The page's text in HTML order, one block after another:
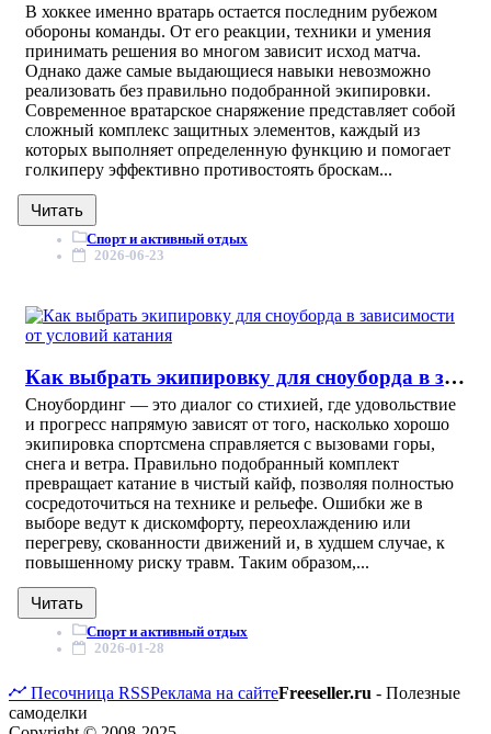
В хоккее именно вратарь остается последним рубежом
обороны команды. От его реакции, техники и умения
принимать решения во многом зависит исход матча.
Однако даже самые выдающиеся навыки невозможно
реализовать без правильно подобранной экипировки.
Современное вратарское снаряжение представляет собой
сложный комплекс защитных элементов, каждый из
которых выполняет определенную функцию и помогает
голкиперу эффективно противостоять броскам...
Читать
Спорт и активный отдых
2026-06-23
Как выбрать экипировку для сноуборда в зависимости от условий катания
Сноубординг — это диалог со стихией, где удовольствие
и прогресс напрямую зависят от того, насколько хорошо
экипировка спортсмена справляется с вызовами горы,
снега и ветра. Правильно подобранный комплект
превращает катание в чистый кайф, позволяя полностью
сосредоточиться на технике и рельефе. Ошибки же в
выборе ведут к дискомфорту, переохлаждению или
перегреву, скованности движений и, в худшем случае, к
повышенному риску травм. Таким образом,...
Читать
Спорт и активный отдых
2026-01-28
Песочница RSSРеклама на сайтеFreeseller.ru - Полезные
самоделки